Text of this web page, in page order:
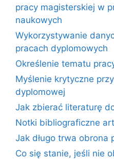
pracy magisterskiej w
naukowych
Wykorzystywanie
pracach dyplomowych
Określenie tematu
Myślenie krytyczne
dyplomowej
Jak zbierać literaturę
Notki bibliograficzne
Jak długo trwa obrona
Co się stanie, jeśli nie